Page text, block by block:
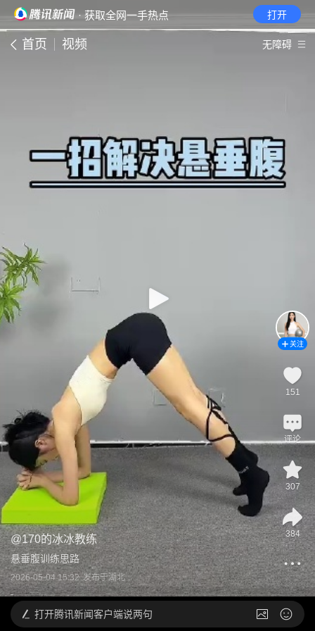
· 获取全网一手热点 打开
首页 视频 无障碍
@170的冰冰教练
悬垂腹训练思路
2026-05-04 15:32 发布于湖北
关注
151
评论
307
384
打开腾讯新闻客户端说两句